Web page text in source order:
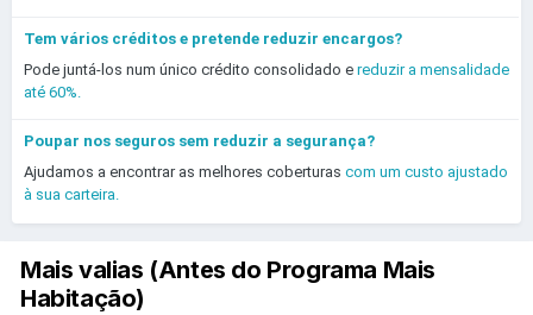
Tem vários créditos e pretende reduzir encargos?
Pode juntá-los num único crédito consolidado e reduzir a mensalidade
até 60%.
Poupar nos seguros sem reduzir a segurança?
Ajudamos a encontrar as melhores coberturas com um custo ajustado
à sua carteira.
Mais valias (Antes do Programa Mais
Habitação)